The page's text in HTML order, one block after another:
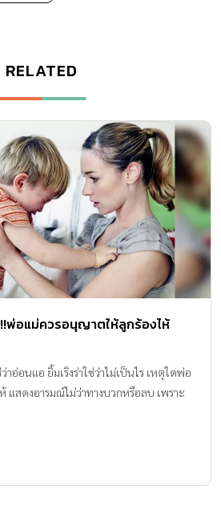
RELATED
!!พ่อแม่ควรอนุญาตให้ลูกร้องไห้
าอ่อนแอ ยิ้มเริงร่าใช่ว่าไม่เป็นไร เหตุใดพ่อ
แสดงอารมณ์ไม่ว่าทางบวกหรือลบ เพราะ